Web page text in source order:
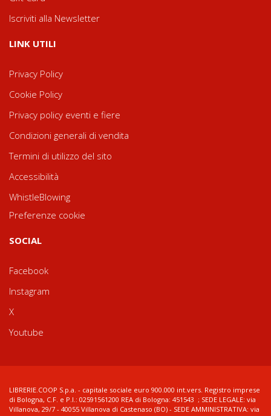
Iscriviti alla Newsletter
LINK UTILI
Privacy Policy
Cookie Policy
Privacy policy eventi e fiere
Condizioni generali di vendita
Termini di utilizzo del sito
Accessibilità
WhistleBlowing
Preferenze cookie
SOCIAL
Facebook
Instagram
X
Youtube
LIBRERIE.COOP S.p.a. - capitale sociale euro 900.000 int.vers. Registro imprese
di Bologna, C.F. e P.I.: 02591561200 REA di Bologna: 451543 ; SEDE LEGALE: via
Villanova, 29/7 - 40055 Villanova di Castenaso (BO) - SEDE AMMINISTRATIVA: via